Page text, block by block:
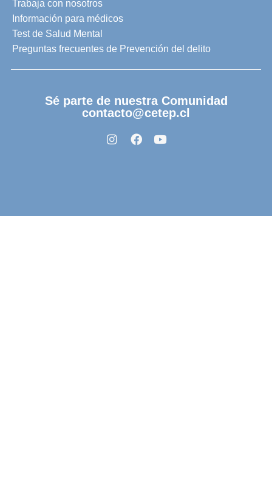
Trabaja con nosotros
Información para médicos
Test de Salud Mental
Preguntas frecuentes de Prevención del delito
Sé parte de nuestra Comunidad
contacto@cetep.cl